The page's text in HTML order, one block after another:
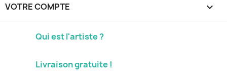
VOTRE COMPTE 
Qui est l'artiste ?
Livraison gratuite !